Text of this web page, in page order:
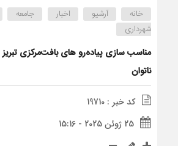
خانه آرشیو اخبار جامعه
شهرداری
مناسب سازی پیاده‌رو های بافت‌مرکزی تبریز
ناتوان
کد خبر : 19710
25 ژوئن 2025 - 15:16